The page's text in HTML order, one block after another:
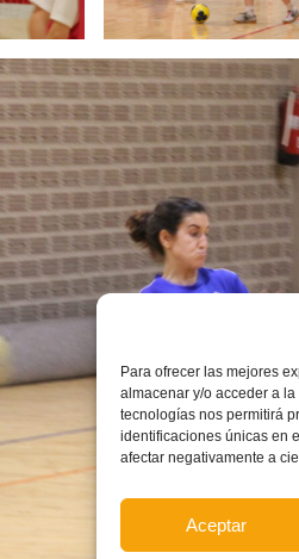
Para ofrecer las mejores
almacenar y/o acceder a
tecnologías nos permitirá
identificaciones únicas en
afectar negativamente a
Aceptar